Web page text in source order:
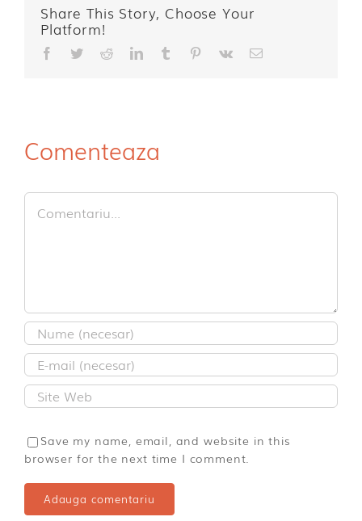
Share This Story, Choose Your
Platform!
Facebook
TwitterRedditLinkedIn
TumblrPinterest
Vk
E-
Comenteaza
Comment
Save my name, email, and website in this
browser for the next time I comment.